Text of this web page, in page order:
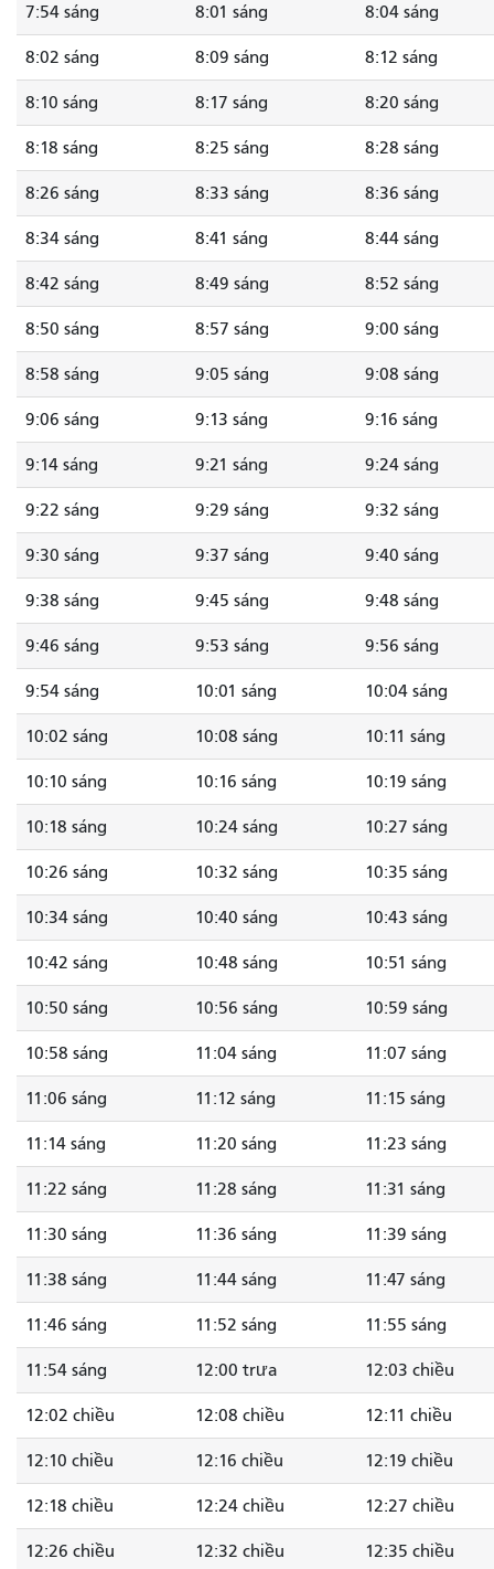
7:54 sáng 8:01 sáng 8:04 sáng
8:02 sáng 8:09 sáng 8:12 sáng
8:10 sáng 8:17 sáng 8:20 sáng
8:18 sáng 8:25 sáng 8:28 sáng
8:26 sáng 8:33 sáng 8:36 sáng
8:34 sáng 8:41 sáng 8:44 sáng
8:42 sáng 8:49 sáng 8:52 sáng
8:50 sáng 8:57 sáng 9:00 sáng
8:58 sáng 9:05 sáng 9:08 sáng
9:06 sáng 9:13 sáng 9:16 sáng
9:14 sáng 9:21 sáng 9:24 sáng
9:22 sáng 9:29 sáng 9:32 sáng
9:30 sáng 9:37 sáng 9:40 sáng
9:38 sáng 9:45 sáng 9:48 sáng
9:46 sáng 9:53 sáng 9:56 sáng
9:54 sáng 10:01 sáng 10:04 sáng
10:02 sáng 10:08 sáng 10:11 sáng
10:10 sáng 10:16 sáng 10:19 sáng
10:18 sáng 10:24 sáng 10:27 sáng
10:26 sáng 10:32 sáng 10:35 sáng
10:34 sáng 10:40 sáng 10:43 sáng
10:42 sáng 10:48 sáng 10:51 sáng
10:50 sáng 10:56 sáng 10:59 sáng
10:58 sáng 11:04 sáng 11:07 sáng
11:06 sáng 11:12 sáng 11:15 sáng
11:14 sáng 11:20 sáng 11:23 sáng
11:22 sáng 11:28 sáng 11:31 sáng
11:30 sáng 11:36 sáng 11:39 sáng
11:38 sáng 11:44 sáng 11:47 sáng
11:46 sáng 11:52 sáng 11:55 sáng
11:54 sáng 12:00 trưa 12:03 chiều
12:02 chiều 12:08 chiều 12:11 chiều
12:10 chiều 12:16 chiều 12:19 chiều
12:18 chiều 12:24 chiều 12:27 chiều
12:26 chiều 12:32 chiều 12:35 chiều